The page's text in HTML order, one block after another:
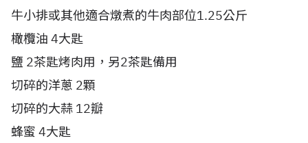
牛小排或其他適合燉煮的牛肉部位1.25公斤
橄欖油 4大匙
鹽 2茶匙烤肉用，另2茶匙備用
切碎的洋蔥 2顆
切碎的大蒜 12瓣
蜂蜜 4大匙